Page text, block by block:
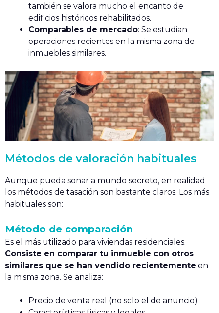
también se valora mucho el encanto de
edificios históricos rehabilitados.
Comparables de mercado: Se estudian
operaciones recientes en la misma zona de
inmuebles similares.
Métodos de valoración habituales
Aunque pueda sonar a mundo secreto, en realidad
los métodos de tasación son bastante claros. Los más
habituales son:
Método de comparación
Es el más utilizado para viviendas residenciales.
Consiste en comparar tu inmueble con otros
similares que se han vendido recientemente en
la misma zona. Se analiza:
Precio de venta real (no solo el de anuncio)